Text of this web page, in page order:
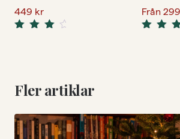
449 kr Från 299
Fler artiklar